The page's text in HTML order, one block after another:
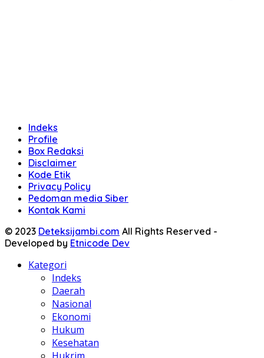
Indeks
Profile
Box Redaksi
Disclaimer
Kode Etik
Privacy Policy
Pedoman media Siber
Kontak Kami
© 2023 Deteksijambi.com All Rights Reserved -
Developed by Etnicode Dev
Kategori
Indeks
Daerah
Nasional
Ekonomi
Hukum
Kesehatan